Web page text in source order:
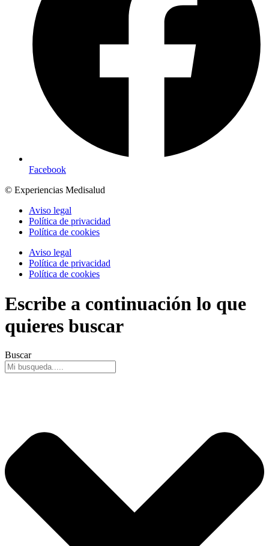
Facebook
© Experiencias Medisalud
Aviso legal
Política de privacidad
Política de cookies
Aviso legal
Política de privacidad
Política de cookies
Escribe a continuación lo que
quieres buscar
Buscar